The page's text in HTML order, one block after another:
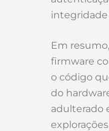
Em
firmware
o código
do
adulterado